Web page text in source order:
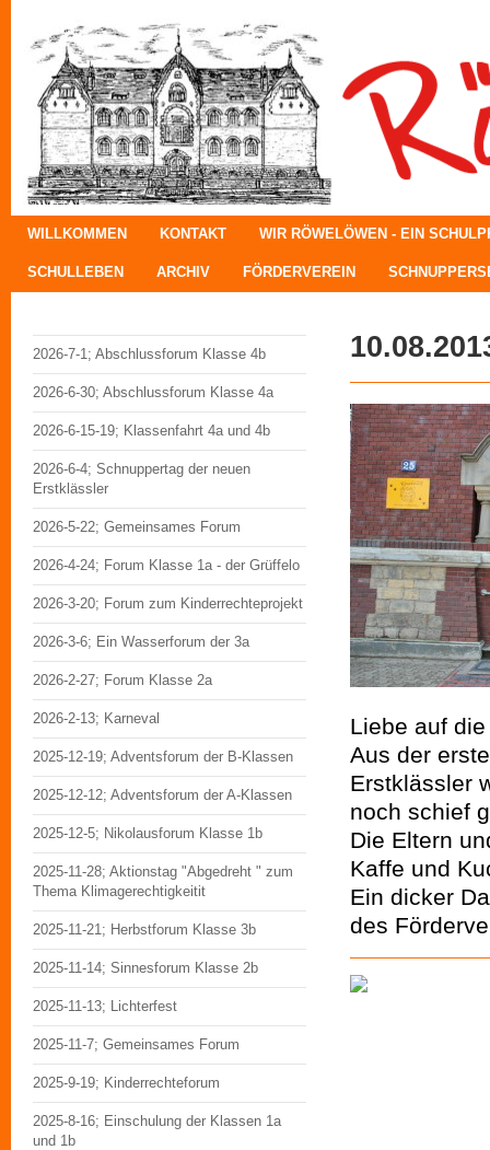
WILLKOMMEN KONTAKT WIR RÖWELÖWEN - EIN
SCHULLEBEN ARCHIV FÖRDERVEREIN
2026-7-1; Abschlussforum Klasse 4b
2026-6-30; Abschlussforum Klasse 4a
2026-6-15-19; Klassenfahrt 4a und 4b
2026-6-4; Schnuppertag der neuen
Erstklässler
2026-5-22; Gemeinsames Forum
2026-4-24; Forum Klasse 1a - der Grüffelo
2026-3-20; Forum zum Kinderrechteprojekt
2026-3-6; Ein Wasserforum der 3a
2026-2-27; Forum Klasse 2a
2026-2-13; Karneval
2025-12-19; Adventsforum der B-Klassen
2025-12-12; Adventsforum der A-Klassen
2025-12-5; Nikolausforum Klasse 1b
2025-11-28; Aktionstag "Abgedreht " zum
Thema Klimagerechtigkeitit
2025-11-21; Herbstforum Klasse 3b
2025-11-14; Sinnesforum Klasse 2b
2025-11-13; Lichterfest
2025-11-7; Gemeinsames Forum
2025-9-19; Kinderrechteforum
2025-8-16; Einschulung der Klassen 1a
und 1b
Liebe auf
Aus der
Erstklässler
noch schief
Die Eltern
Kaffe und
Ein dicker
des